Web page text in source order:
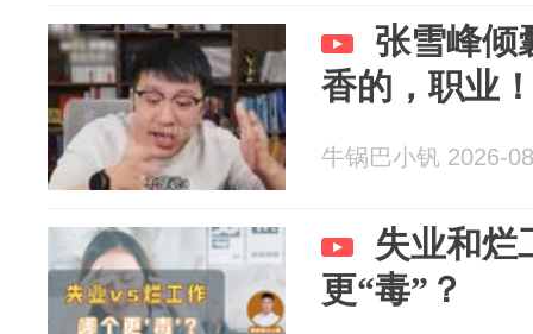
张雪峰倾
香的，职业
牛锅巴小钒 2026-
失业和烂
更“毒”？